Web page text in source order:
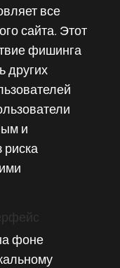
все
сайта. Этот
фишинга
других
и
риска
фоне